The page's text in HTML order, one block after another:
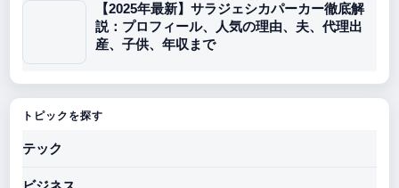
【2025年最新】サラジェシカパーカー徹底解
説：プロフィール、人気の理由、夫、代理出
産、子供、年収まで
トピックを探す
テック